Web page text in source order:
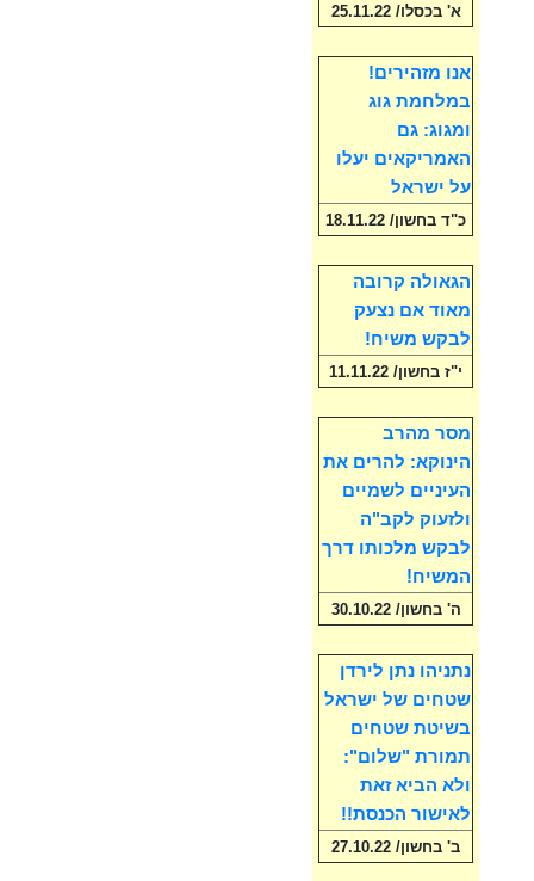
א' בכסלו/ 25.11.22
אנו מזהירים!
במלחמת גוג
ומגוג: גם
האמריקאים יעלו
על ישראל
כ"ד בחשון/ 18.11.22
הגאולה קרובה
מאוד אם נצעק
לבקש משיח!
י"ז בחשון/ 11.11.22
מסר מהרב
הינוקא: להרים את
העיניים לשמיים
ולזעוק לקב"ה
לבקש מלכותו דרך
המשיח!
ה' בחשון/ 30.10.22
נתניהו נתן לירדן
שטחים של ישראל
בשיטת שטחים
תמורת "שלום":
ולא הביא זאת
לאישור הכנסת!!
ב' בחשון/ 27.10.22